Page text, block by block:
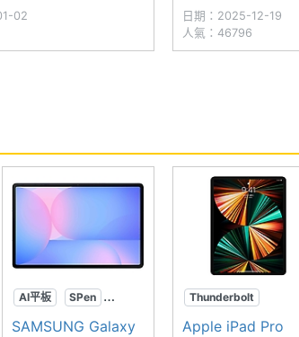
元就能帶回家。申辦精采
定資費，最高可享 Hami
02
大螢幕，搭配聯發科
勝任日常操作與大型
日期：2025-12-19
人氣：46796
AI平板
SPen
大螢幕
SAMSUNG Galaxy
Thunderbolt
miniLED
M1晶片
Apple iPad Pro